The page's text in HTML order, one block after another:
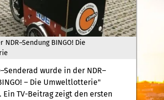
NDR–Sendung BINGO! Die
wurde in der NDR–
– Die Umweltlotterie"
TV-Beitrag zeigt den ersten